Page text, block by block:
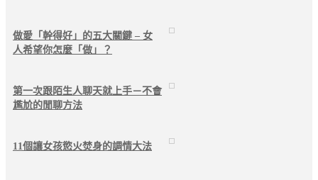
做愛「幹得好」的五大關鍵 – 女
人希望你怎麼「做」？
第一次跟陌生人聊天就上手－不會
尷尬的閒聊方法
11個讓女孩慾火焚身的調情大法